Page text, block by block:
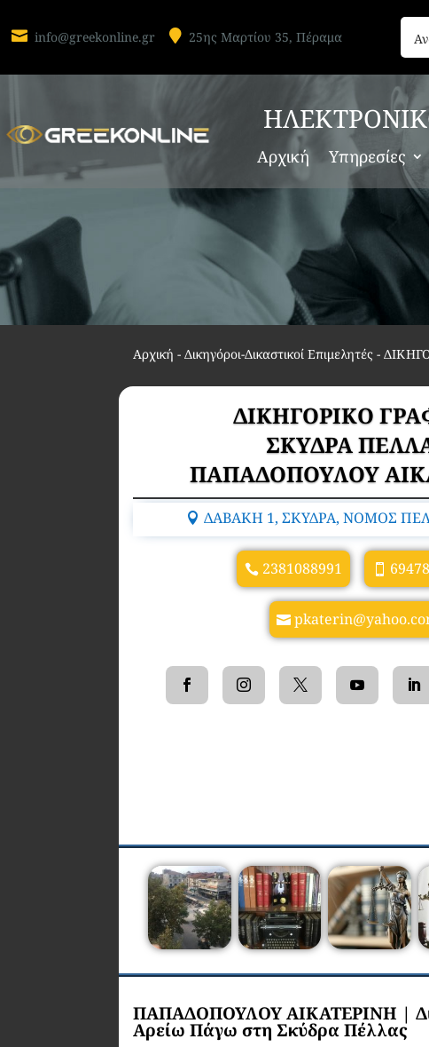
 info@greekonline.gr  25ης Μαρτίου 35, Πέραμα
Αρχική Υπηρεσίες
Αρχική -Δικηγόροι-Δικαστικοί Επιμελητές -
ΔΙΚΗΓΟΡΙΚΟ
ΣΚΥΔΡΑ
ΠΑΠΑΔΟΠΟΥΛΟΥ
ΔΑΒΑΚΗ 1, ΣΚΥΔΡΑ, ΝΟΜΟΣ
2381088991
ΠΑΠΑΔΟΠΟΥΛΟΥ ΑΙΚΑΤΕΡΙΝΗ |
Αρείω Πάγω στη Σκύδρα Πέλλας